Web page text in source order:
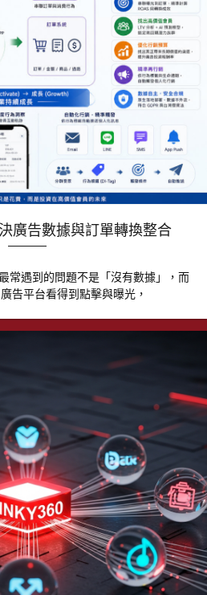
廣告數據與訂單轉換整合
常遇到的問題不是「沒有數據」，而
告平台看得到點擊與曝光，